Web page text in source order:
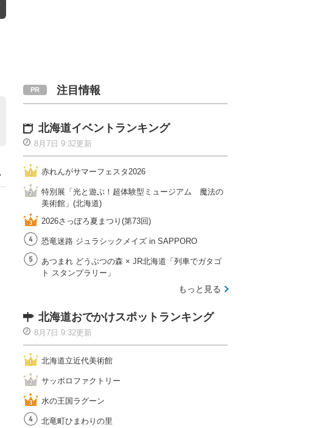
注目情報
北海道イベントランキング
8月7日 9:32更新
赤れんがサマーフェスタ2026
特別展「光と遊ぶ！超体験型ミュージアム 魔法の
美術館」(北海道)
2026さっぽろ夏まつり(第73回)
恐竜迷路 ジュラシックメイズ in SAPPORO
あつまれ どうぶつの森 × JR北海道「列車でガタゴ
ト スタンプラリー」
もっと見る
北海道おでかけスポットランキング
8月7日 9:32更新
北海道立近代美術館
サッポロファクトリー
水の王国ラグーン
北竜町ひまわりの里